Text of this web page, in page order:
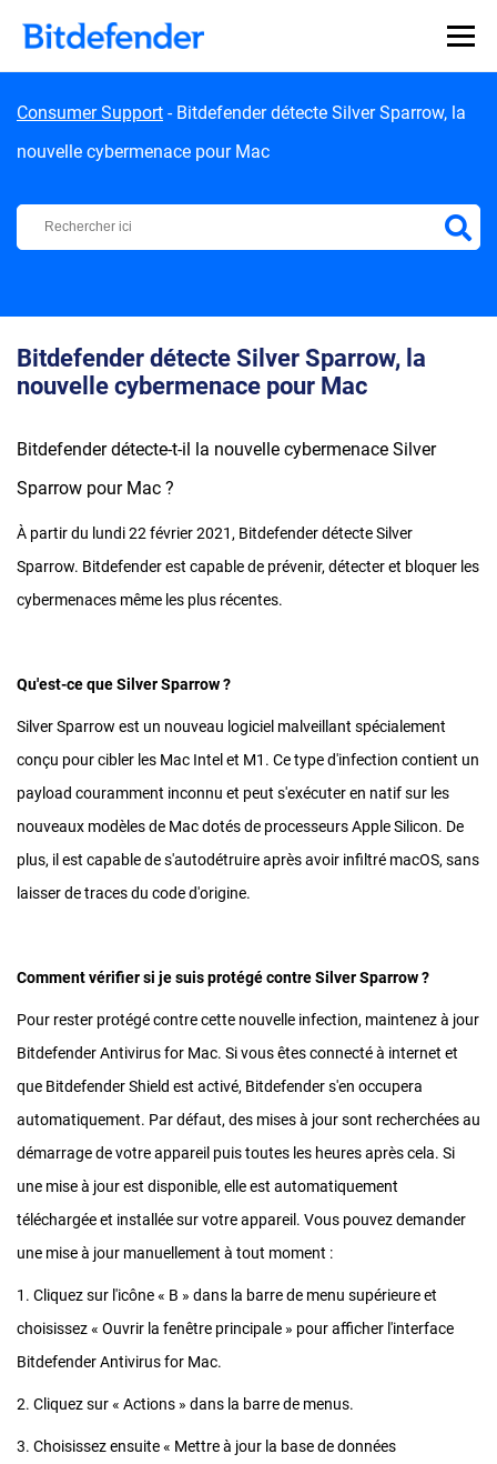
Consumer Support - Bitdefender détecte Silver Sparrow, la
nouvelle cybermenace pour Mac
Centre d'Assistance Bitdefender
Bitdefender détecte Silver Sparrow, la
nouvelle cybermenace pour Mac
Bitdefender détecte-t-il la nouvelle cybermenace Silver
Sparrow pour Mac ?
À partir du lundi 22 février 2021, Bitdefender détecte Silver
Sparrow. Bitdefender est capable de prévenir, détecter et bloquer les
cybermenaces même les plus récentes.
Qu'est-ce que Silver Sparrow ?
Silver Sparrow est un nouveau logiciel malveillant spécialement
conçu pour cibler les Mac Intel et M1. Ce type d'infection contient un
payload couramment inconnu et peut s'exécuter en natif sur les
nouveaux modèles de Mac dotés de processeurs Apple Silicon. De
plus, il est capable de s'autodétruire après avoir infiltré macOS, sans
laisser de traces du code d'origine.
Comment vérifier si je suis protégé contre Silver Sparrow ?
Pour rester protégé contre cette nouvelle infection, maintenez à jour
Bitdefender Antivirus for Mac. Si vous êtes connecté à internet et
que Bitdefender Shield est activé, Bitdefender s'en occupera
automatiquement. Par défaut, des mises à jour sont recherchées au
démarrage de votre appareil puis toutes les heures après cela. Si
une mise à jour est disponible, elle est automatiquement
téléchargée et installée sur votre appareil. Vous pouvez demander
une mise à jour manuellement à tout moment :
1. Cliquez sur l'icône « B » dans la barre de menu supérieure et
choisissez « Ouvrir la fenêtre principale » pour afficher l'interface
Bitdefender Antivirus for Mac.
2. Cliquez sur « Actions » dans la barre de menus.
3. Choisissez ensuite « Mettre à jour la base de données